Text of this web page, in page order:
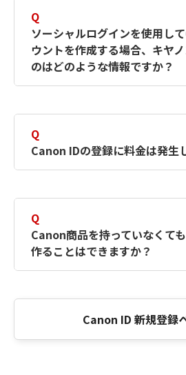
す。詳しい作成方法は【カ
何ですか？Canon IDの作
ださい。
Q
ソーシャルログインを使用し
ウントを作成する場合、キヤ
のはどのような情報ですか？
択したサービスから取得
簡単に作成できるように、
Canon IDの登録フォーム
Q
Canon IDの登録に料金は発生
Q
Canon商品を持っていなくて
作ることはできますか？
Canon ID 新規登録